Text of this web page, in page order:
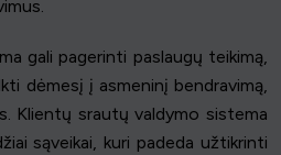
gali pagerinti paslaugų teikimą,
dėmesį į asmeninį bendravimą,
Klientų srautų valdymo sistema
sąveikai, kuri padeda užtikrinti